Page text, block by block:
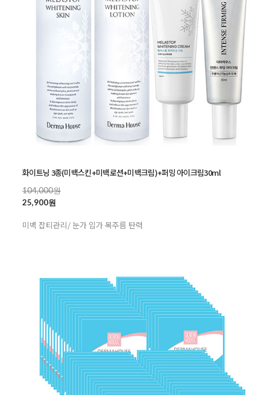
화이트닝 3종(미백스킨+미백로션+미백크림)+퍼밍 아이크림30ml
104,000원
25,900원
미백 잡티관리/ 눈가 입가 목주름 탄력